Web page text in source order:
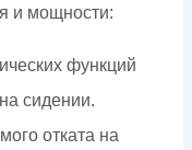
и мощности:
функций
сидении.
отката на